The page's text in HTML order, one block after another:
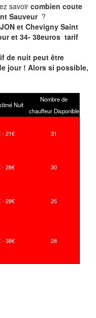
savoir combien coute
Sauveur ?
et Chevigny Saint
et 34- 38euros tarif
de nuit peut être
jour ! Alors si possible,
Nuit
Nombre de
chauffeur Disponible
- 21€ 31
- 28€ 30
- 28€ 25
- 38€ 28